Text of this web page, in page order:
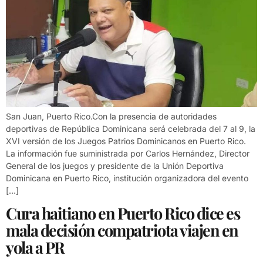
San Juan, Puerto Rico.Con la presencia de autoridades
deportivas de República Dominicana será celebrada del 7 al 9, la
XVI versión de los Juegos Patrios Dominicanos en Puerto Rico.
La información fue suministrada por Carlos Hernández, Director
General de los juegos y presidente de la Unión Deportiva
Dominicana en Puerto Rico, institución organizadora del evento
[…]
Cura haitiano en Puerto Rico dice es
mala decisión compatriota viajen en
yola a PR